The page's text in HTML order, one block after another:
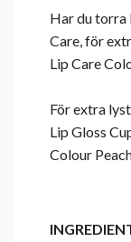
Har du torra
Care, för
Lip Care
För extra
Lip Gloss
Colour